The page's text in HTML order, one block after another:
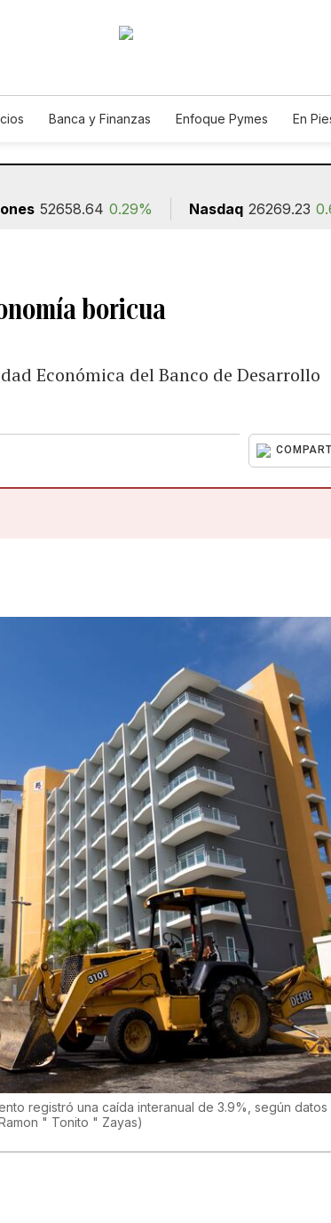
Banca y Finanzas Enfoque Pymes En
52658.64 0.29% Nasdaq 26269.23
boricua
Económica del Banco de Desarrollo
registró una caída interanual de 3.9%, según datos
" Tonito " Zayas)